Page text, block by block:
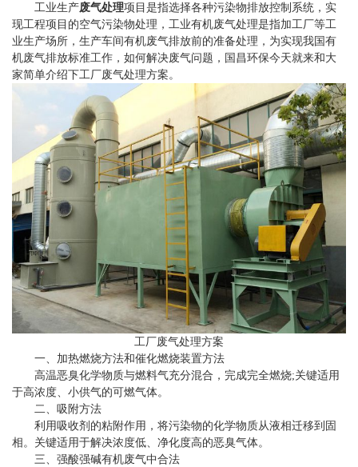
工业生产废气处理项目是指选择各种污染物排放控制系统，实
现工程项目的空气污染物处理，工业有机废气处理是指加工厂等工
业生产场所，生产车间有机废气排放前的准备处理，为实现我国有
机废气排放标准工作，如何解决废气问题，国昌环保今天就来和大
家简单介绍下工厂废气处理方案。
工厂废气处理方案
一、加热燃烧方法和催化燃烧装置方法
高温恶臭化学物质与燃料气充分混合，完成完全燃烧;关键适用
于高浓度、小供气的可燃气体。
二、吸附方法
利用吸收剂的粘附作用，将污染物的化学物质从液相迁移到固
相。关键适用于解决浓度低、净化度高的恶臭气体。
三、强酸强碱有机废气中合法